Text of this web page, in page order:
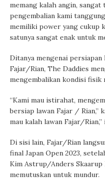
memang kalah angin,
pengembalian kami
memiliki power yang cukup
satunya sangat enak untuk
Ditanya mengenai
Fajar/Rian, The Daddies
mengembalikan kondisi fisik
“Kami mau istirahat,
bersiap lawan Fajar / Rian,”
mau kalah lawan Fajar/
Di sisi lain, Fajar/Rian
final Japan Open 2023,
Kim Astrup/Anders Skaarup
memutuskan untuk mundur.